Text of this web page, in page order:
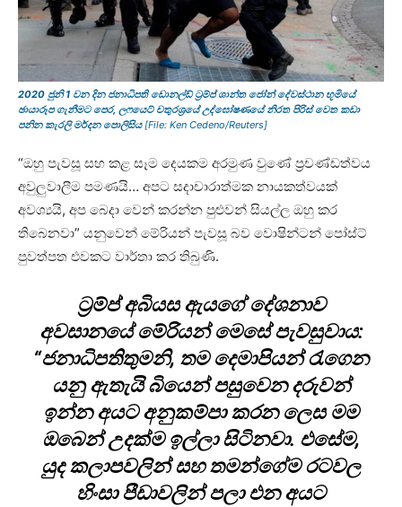
2020 ජුනි 1 වන දින ජනාධිපති ඩොනල්ඩ් ට්‍රම්ප් ශාන්ත ජෝන් දේවස්ථාන භූමියේ
ඡායාරූප ගැනීමට පෙර, ලෆයෙට් චතුරශ්‍රයේ උද්ඝෝෂණයේ නිරත පිරිස් වෙත කඩා
පනින කැරලි මර්දන පොලිසිය[File: Ken Cedeno/Reuters]
“ඔහු පැවසූ සහ කළ සෑම දෙයකම අරමුණ වුණේ ප්‍රචණ්ඩත්වය
අවුලුවාලීම පමණයි… අපට සදාචාරාත්මක නායකත්වයක්
අවශ්‍යයි, අප බෙදා වෙන් කරන්න පුළුවන් සියල්ල ඔහු කර
තිබෙනවා” යනුවෙන් මේරියන් පැවසූ බව වොෂින්ටන් පෝස්ට්
පුවත්පත එවකට වාර්තා කර තිබුණි.
ට්‍රම්ප් අබියස ඇයගේ දේශනාව
අවසානයේ මේරියන් මෙසේ පැවසුවාය:
“ජනාධිපතිතුමනි, තම දෙමාපියන් රැගෙන
යනු ඇතැයි බියෙන් පසුවෙන දරුවන්
ඉන්න අයට අනුකම්පා කරන ලෙස මම
ඔබෙන් උදක්ම ඉල්ලා සිටිනවා. එසේම,
යුද කලාපවලින් සහ තමන්ගේම රටවල
හිංසා පීඩාවලින් පලා එන අයට